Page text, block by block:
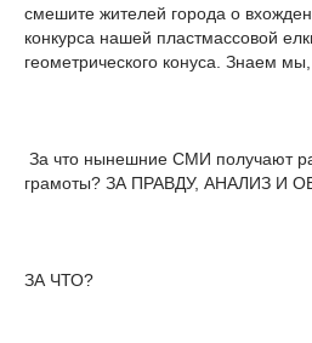
смешите жителей города о
конкурса нашей пластмассовой
геометрического конуса. Знаем мы,
За что нынешние СМИ получают
грамоты? ЗА ПРАВДУ, АНАЛИЗ И
ЗА ЧТО?